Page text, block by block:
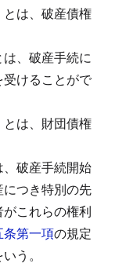
は、破産債権
、破産手続に
けることがで
は、財団債権
破産手続開始
つき特別の先
これらの権利
第一項の規定
う。